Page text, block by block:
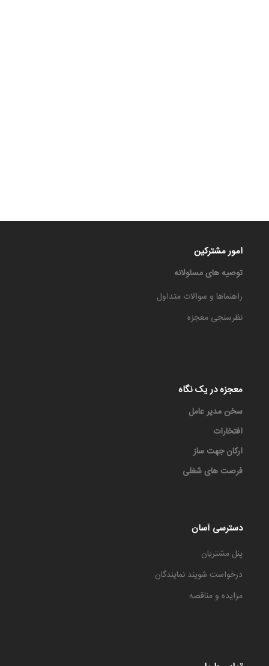
امور مشترکین
توصیه های مسئولانه
راهنماها و سوالات متداول
نظرسنجی معجزه
معجزه در یک نگاه
سخن مدیر عامل
افتخارات
ارکان جهت ساز
فرصت های شغلی
دسترسی آسان
پنل مشتریان
درخواست شویند نمایندگان
مزایده و مناقصه